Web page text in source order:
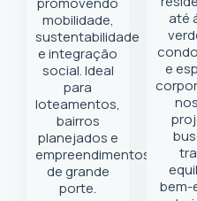
mobilidade,
sustentabilidade
e integração
social. Ideal
para
loteamentos,
bairros
planejados e
empreendimentos
de grande
porte.
até
e
bem-